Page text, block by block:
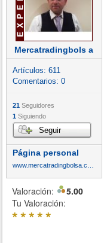
Mercatradingbols a
Artículos: 611
Comentarios: 0
21 Seguidores
1 Siguiendo
Seguir
Página personal
Valoración:
5.00
Tu Valoración:
*****